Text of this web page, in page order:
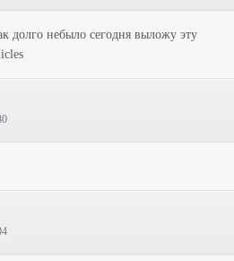
долго небыло сегодня выложу эту